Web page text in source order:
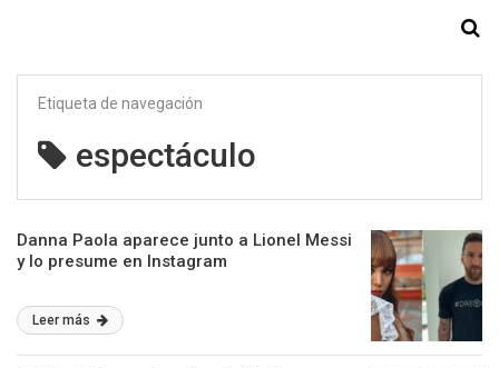
Etiqueta de navegación
espectáculo
Danna Paola aparece junto a Lionel Messi
y lo presume en Instagram
Leer más